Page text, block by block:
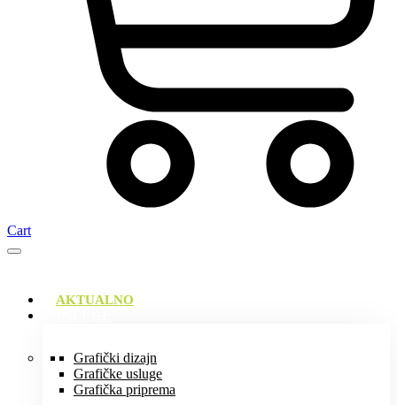
Cart
AKTUALNO
Grafički dizajn
Grafičke usluge
Grafička priprema